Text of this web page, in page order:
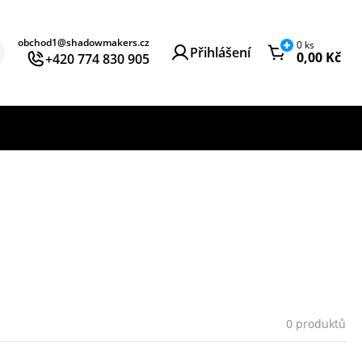
obchod1@shadowmakers.cz
+420 774 830 905 Přihlášení 0ks
0,00 Kč
0 produktů